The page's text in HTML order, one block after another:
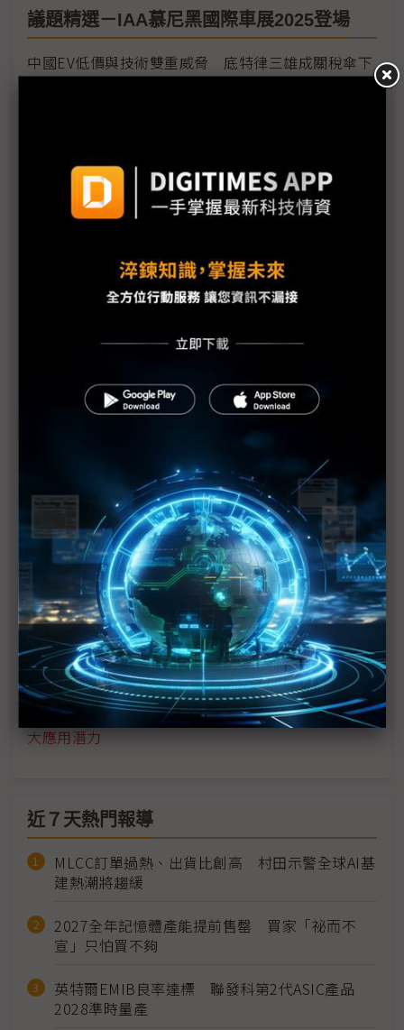
議題精選－IAA慕尼黑國際車展2025登場
中國EV低價與技術雙重威脅 底特律三雄成關稅傘下
的孤島
技術與美學同譜未來車序曲 IAA聚焦SDV、自駕、多
動力、新設計語言
歐盟燃油車禁售計畫遭挑戰 歐系車廠示警：2035年
小鵬汽車加速出海布局 平價品牌Mona 2026年亮相
比亞迪轉攻海外市場 以混動車型與本地生產布局歐
從汽車、飛行器到機器人 小鵬以AI勾勒智慧出行
「三體世界」
福斯汽車推平價電動車ID.Polo 力阻中國車企擴張
歐洲市場
寧德時代德國發表NP3.0技術平台 首款LFP電池神
行Pro登場
CarUX：Micro LED將成車用顯示關鍵技術 聚焦三
大應用潛力
近７天熱門報導
MLCC訂單過熱、出貨比創高 村田示警全球AI基
建熱潮將趨緩
2027全年記憶體產能提前售罄 買家「祕而不
宣」只怕買不夠
英特爾EMIB良率達標 聯發科第2代ASIC產品
2028準時量產